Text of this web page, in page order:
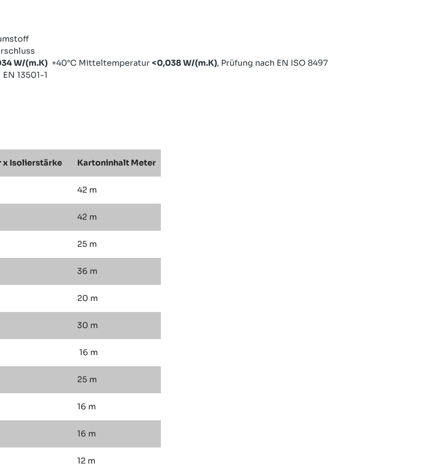
W/(m.K) +40°C Mitteltemperatur <0,038 W/(m.K), Prüfung nach EN ISO 8497
13501-1
x Isolierstärke Kartoninhalt Meter
42 m
42 m
25 m
36 m
20 m
30 m
16 m
25 m
16 m
16 m
12 m